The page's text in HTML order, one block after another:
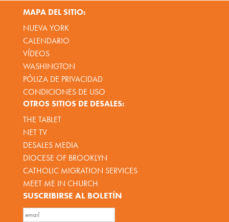
MAPA DEL SITIO:
NUEVA YORK
CALENDARIO
VÍDEOS
WASHINGTON
PÓLIZA DE PRIVACIDAD
CONDICIONES DE USO
OTROS SITIOS DE DESALES:
THE TABLET
NET TV
DESALES MEDIA
DIOCESE OF BROOKLYN
CATHOLIC MIGRATION SERVICES
MEET ME IN CHURCH
SUSCRIBIRSE AL BOLETÍN